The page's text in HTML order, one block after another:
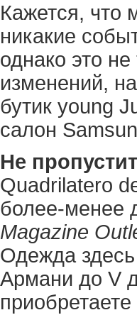
Кажется, что
никакие
однако это
изменений,
бутик young
салон
Не
Quadrilatero
более-менее
Magazine
Одежда
Армани до V